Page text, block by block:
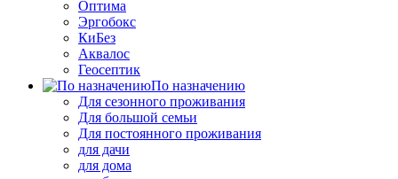
Оптима
Эргобокс
КиБез
Аквалос
Геосептик
По назначению
Для сезонного проживания
Для большой семьи
Для постоянного проживания
для дачи
для дома